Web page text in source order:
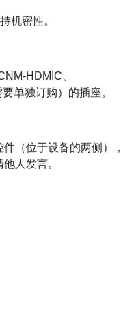
机密性。
、
单独订购）的插座。
（位于设备的两侧），
人发言。